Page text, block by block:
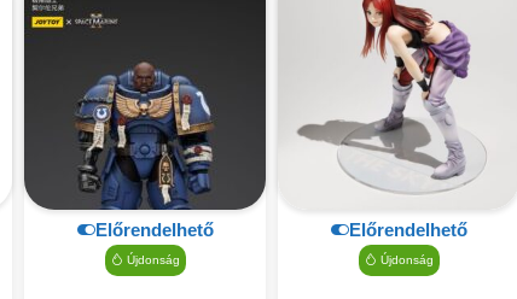
Előrendelhető
Újdonság
Előrendelhető
Újdonság